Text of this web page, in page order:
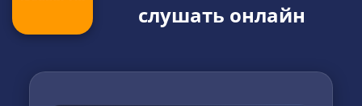
слушать онлайн